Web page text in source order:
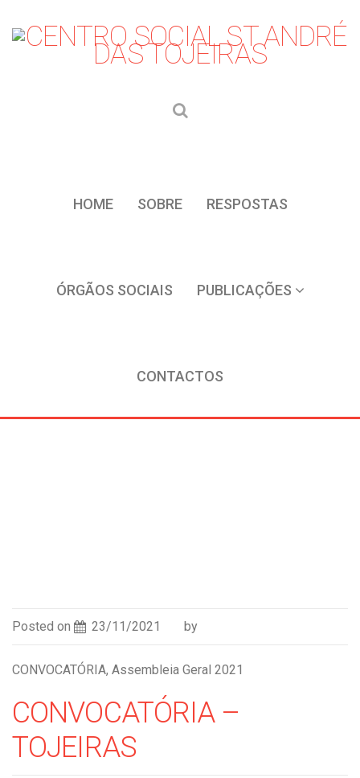
HOME SOBRE RESPOSTAS
ÓRGÃOS SOCIAIS PUBLICAÇÕES
CONTACTOS
Posted on 23/11/2021 by
CONVOCATÓRIA, Assembleia Geral 2021
CONVOCATÓRIA –
TOJEIRAS